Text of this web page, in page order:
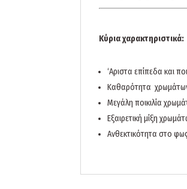
Κύρια χαρακτηριστικά:
‘Αριστα επίπεδα και
Καθαρότητα
Μεγάλη ποικιλία
Εξαιρετική μίξη
Ανθεκτικότητα στο